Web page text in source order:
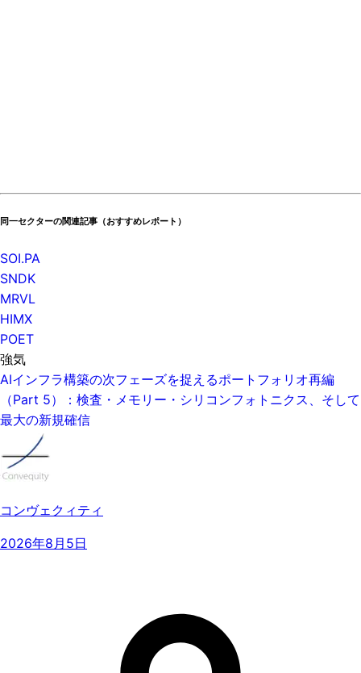
同一セクターの関連記事（おすすめレポート）
SOI.PA
SNDK
MRVL
HIMX
POET
強気
AIインフラ構築の次フェーズを捉えるポートフォリオ再編
（Part 5）：検査・メモリー・シリコンフォトニクス、そして
最大の新規確信
コンヴェクィティ
2026年8月5日